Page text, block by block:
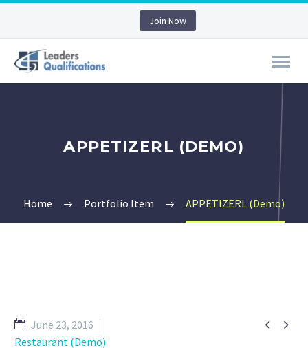
Join Now
APPETIZERL (DEMO)
Home Portfolio Item APPETIZERL (Demo)
 
June 23, 2016
Restaurant (Demo)